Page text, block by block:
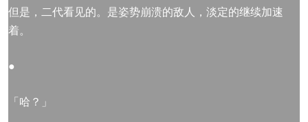
但是，二代看见的。是姿势崩溃的敌人，淡定的继续加速
着。
●
「哈？」